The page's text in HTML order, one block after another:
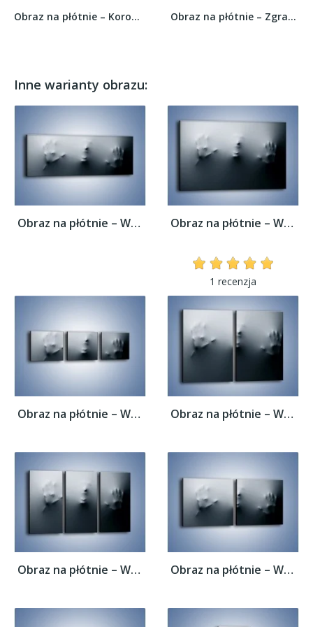
Obraz na płótnie – Koronki bielizna i nagie... Obraz na płótnie – Zgrana ekipa na imprezę –...
Inne warianty obrazu:
Obraz na płótnie – Wołanie o pomoc –... Obraz na płótnie – Wołanie o pomoc –...
1 recenzja
Obraz na płótnie – Wołanie o pomoc –... Obraz na płótnie – Wołanie o pomoc –...
Obraz na płótnie – Wołanie o pomoc –... Obraz na płótnie – Wołanie o pomoc –...